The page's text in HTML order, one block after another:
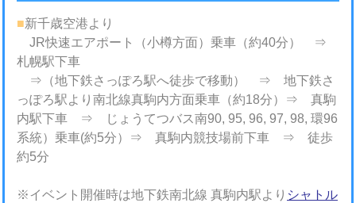
■新千歳空港より
JR快速エアポート（小樽方面）乗車（約40分） ⇒
札幌駅下車
⇒（地下鉄さっぽろ駅へ徒歩で移動） ⇒ 地下鉄さ
っぽろ駅より南北線真駒内方面乗車（約18分）⇒ 真駒
内駅下車 ⇒ じょうてつバス南90, 95, 96, 97, 98, 環96
系統）乗車(約5分）⇒ 真駒内競技場前下車 ⇒ 徒歩
約5分
※イベント開催時は地下鉄南北線 真駒内駅より シャトル